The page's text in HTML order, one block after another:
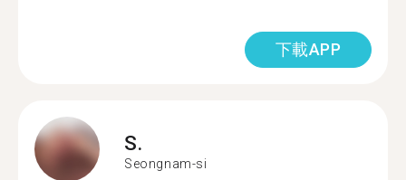
下載APP
S.
Seongnam-si